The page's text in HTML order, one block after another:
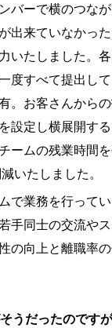
バーで横のつな
出来ていなかっ
いたしました。
度すべて提出し
。お客さんから
設定し横展開す
ームの残業時間
いたしました。
で業務を行って
手同士の交流や
の向上と離職率
うだったのです